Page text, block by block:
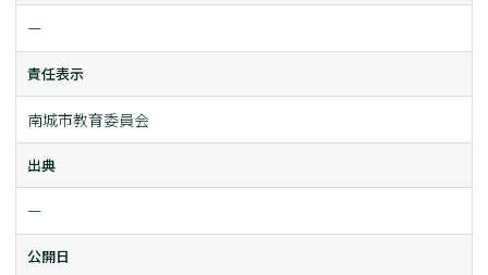
ー
責任表示
南城市教育委員会
出典
ー
公開日